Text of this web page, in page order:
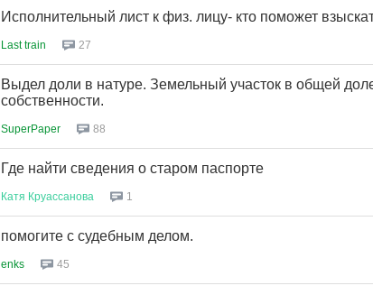
Исполнительный лист к физ. лицу- кто поможет
Last train 27
Выдел доли в натуре. Земельный участок в общей
собственности.
SuperPaper 88
Где найти сведения о старом паспорте
Катя Круассанова 1
помогите с судебным делом.
enks 45